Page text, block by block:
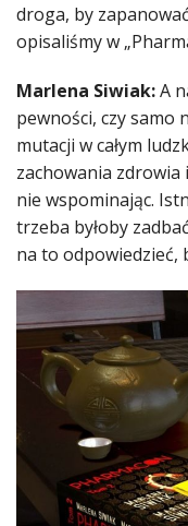
droga, by
opisaliśmy w
Marlena Siwiak:A
pewności, czy samo
mutacji w całym
zachowania zdrowia
nie wspominając.
trzeba byłoby
na to odpowiedzieć,